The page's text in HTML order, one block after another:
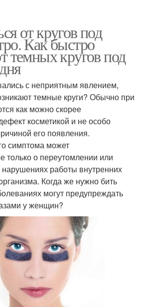
от кругов под
Как быстро
темных кругов под
с неприятным явлением,
темные круги? Обычно при
как можно скорее
косметикой и не особо
его появления.
симптома может
только о переутомлении или
работы внутренних
Когда же нужно бить
могут предупреждать
у женщин?